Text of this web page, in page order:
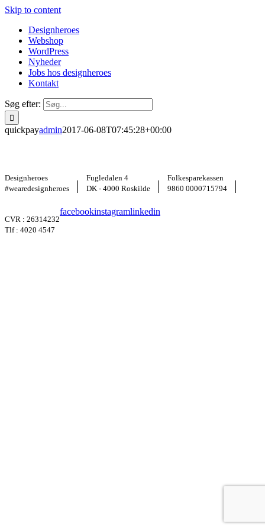
Skip to content
Designheroes
Webshop
WordPress
Nyheder
Jobs hos designheroes
Kontakt
Søg efter:
quickpayadmin2017-06-08T07:45:28+00:00
Designheroes
#wearedesignheroes
|
Fugledalen 4
DK - 4000 Roskilde
|
Folkesparekassen
9860 0000715794
|
CVR : 26314232
Tlf : 4020 4547
facebookinstagramlinkedin